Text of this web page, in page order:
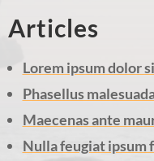
Articles
Lorem ipsum dolor
Phasellus
Maecenas ante
Nulla feugiat ipsum